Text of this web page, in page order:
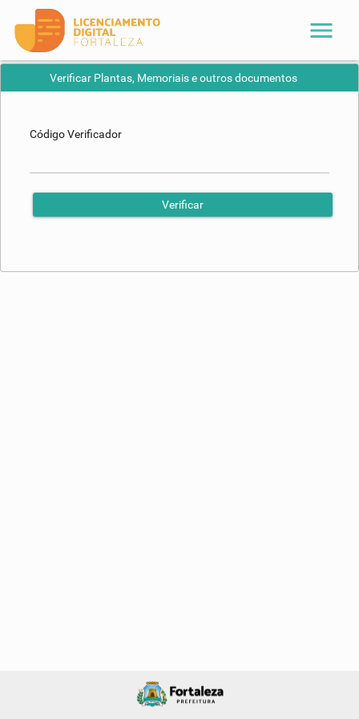
menu
Verificar Plantas, Memoriais e outros documentos
Código Verificador
Verificar